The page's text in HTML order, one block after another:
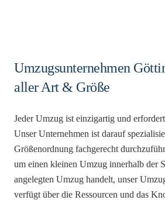
Umzugsunternehmen
aller Art & Größe
Jeder Umzug ist einzigartig und
Unser Unternehmen ist darauf
Größenordnung fachgerecht
um einen kleinen Umzug innerhalb der
angelegten Umzug handelt, unser
verfügt über die Ressourcen und das